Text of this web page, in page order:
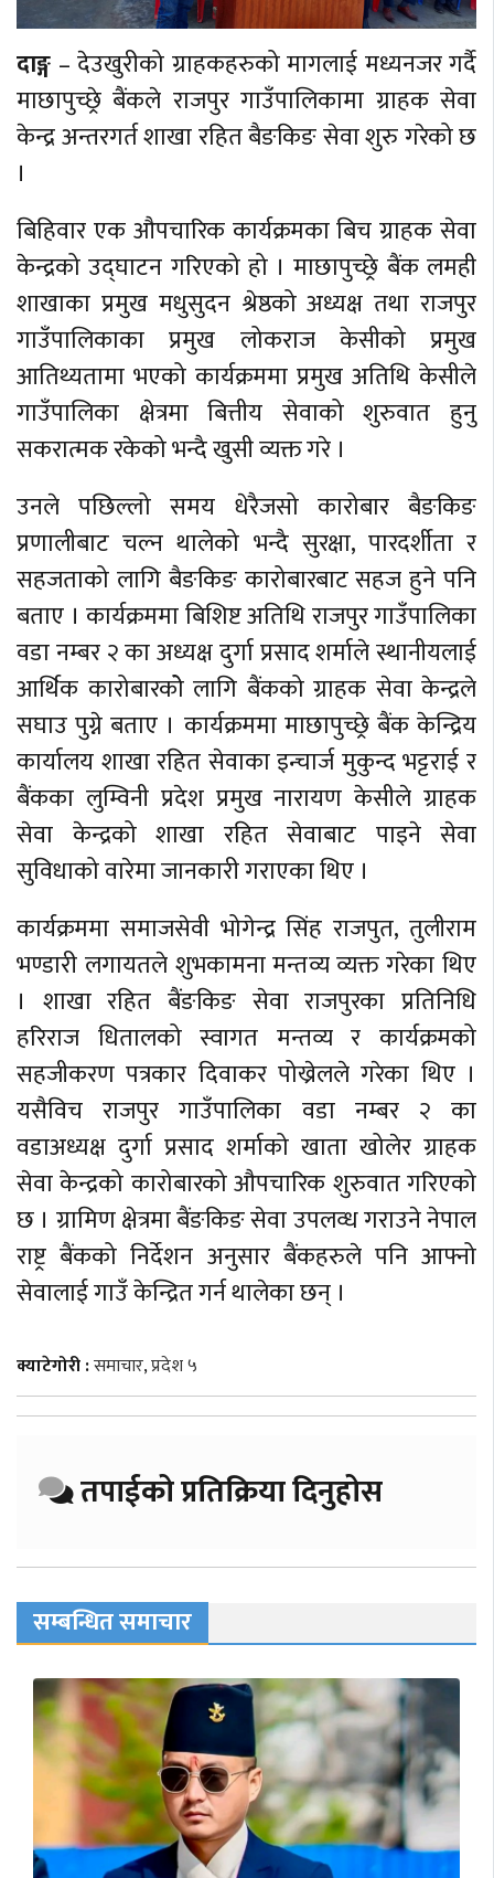
दाङ्ग – देउखुरीको ग्राहकहरुको मागलाई मध्यनजर गर्दै
माछापुच्छ्रे बैंकले राजपुर गाउँपालिकामा ग्राहक सेवा
केन्द्र अन्तरगर्त शाखा रहित बैङकिङ सेवा शुरु गरेको छ
।
बिहिवार एक औपचारिक कार्यक्रमका बिच ग्राहक सेवा
केन्द्रको उद्घाटन गरिएको हो । माछापुच्छ्रे बैंक लमही
शाखाका प्रमुख मधुसुदन श्रेष्ठको अध्यक्ष तथा राजपुर
गाउँपालिकाका प्रमुख लोकराज केसीको प्रमुख
आतिथ्यतामा भएको कार्यक्रममा प्रमुख अतिथि केसीले
गाउँपालिका क्षेत्रमा बित्तीय सेवाको शुरुवात हुनु
सकरात्मक रकेको भन्दै खुसी व्यक्त गरे ।
उनले पछिल्लो समय धेरैजसो कारोबार बैङकिङ
प्रणालीबाट चल्न थालेको भन्दै सुरक्षा, पारदर्शीता र
सहजताको लागि बैङकिङ कारोबारबाट सहज हुने पनि
बताए । कार्यक्रममा बिशिष्ट अतिथि राजपुर गाउँपालिका
वडा नम्बर २ का अध्यक्ष दुर्गा प्रसाद शर्माले स्थानीयलाई
आर्थिक कारोबारकोे लागि बैंकको ग्राहक सेवा केन्द्रले
सघाउ पुग्ने बताए । कार्यक्रममा माछापुच्छ्रे बैंक केन्द्रिय
कार्यालय शाखा रहित सेवाका इन्चार्ज मुकुन्द भट्टराई र
बैंकका लुम्विनी प्रदेश प्रमुख नारायण केसीले ग्राहक
सेवा केन्द्रको शाखा रहित सेवाबाट पाइने सेवा
सुविधाको वारेमा जानकारी गराएका थिए ।
कार्यक्रममा समाजसेवी भोगेन्द्र सिंह राजपुत, तुलीराम
भण्डारी लगायतले शुभकामना मन्तव्य व्यक्त गरेका थिए
। शाखा रहित बैंङकिङ सेवा राजपुरका प्रतिनिधि
हरिराज धितालको स्वागत मन्तव्य र कार्यक्रमको
सहजीकरण पत्रकार दिवाकर पोख्रेलले गरेका थिए ।
यसैविच राजपुर गाउँपालिका वडा नम्बर २ का
वडाअध्यक्ष दुर्गा प्रसाद शर्माको खाता खोलेर ग्राहक
सेवा केन्द्रको कारोबारको औपचारिक शुरुवात गरिएको
छ । ग्रामिण क्षेत्रमा बैंङकिङ सेवा उपलव्ध गराउने नेपाल
राष्ट्र बैंकको निर्देशन अनुसार बैंकहरुले पनि आफ्नो
सेवालाई गाउँ केन्द्रित गर्न थालेका छन् ।
क्याटेगोरी :समाचार,प्रदेश ५
तपाईको प्रतिक्रिया दिनुहोस
सम्बन्धित समाचार